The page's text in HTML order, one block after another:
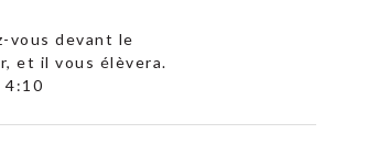
vous devant le
et il vous élèvera.
4:10